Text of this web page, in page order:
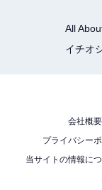
All
イチオ
会社概要
プライバシー
当サイトの情報に